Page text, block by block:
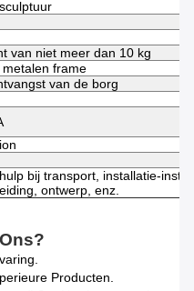
van niet meer dan 10 kg
frame
van de borg
bij transport, installatie-
ontwerp, enz.
Producten.